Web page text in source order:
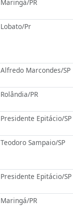
Maringá/PR
Lobato/Pr
Alfredo Marcondes/SP
Rolândia/PR
Presidente Epitácio/SP
Teodoro Sampaio/SP
Presidente Epitácio/SP
Maringá/PR